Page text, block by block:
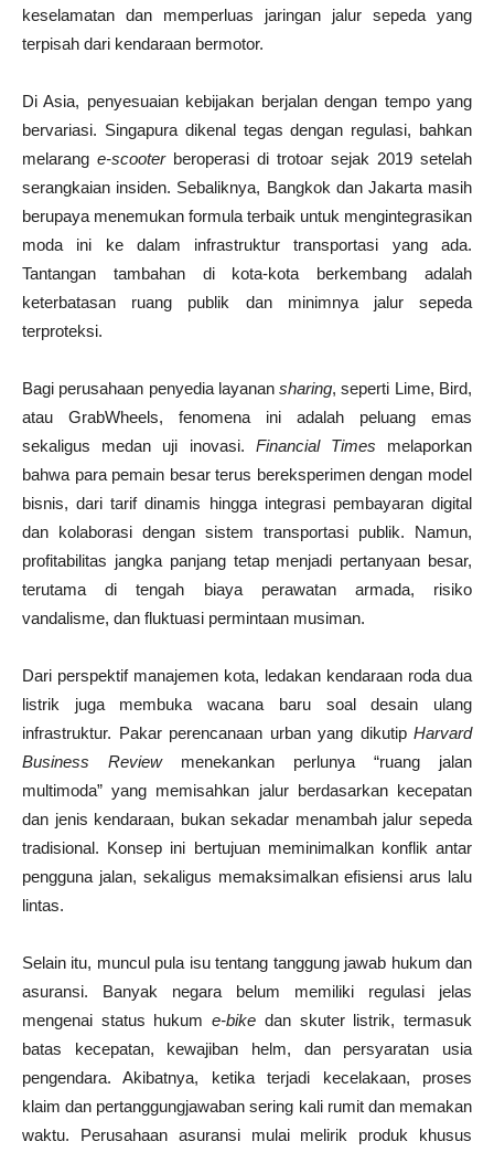
keselamatan dan memperluas jaringan jalur sepeda yang
terpisah dari kendaraan bermotor.
Di Asia, penyesuaian kebijakan berjalan dengan tempo yang
bervariasi. Singapura dikenal tegas dengan regulasi, bahkan
melarang e-scooterberoperasi di trotoar sejak 2019 setelah
serangkaian insiden. Sebaliknya, Bangkok dan Jakarta masih
berupaya menemukan formula terbaik untuk mengintegrasikan
moda ini ke dalam infrastruktur transportasi yang ada.
Tantangan tambahan di kota-kota berkembang adalah
keterbatasan ruang publik dan minimnya jalur sepeda
terproteksi.
Bagi perusahaan penyedia layanansharing, seperti Lime, Bird,
atau GrabWheels, fenomena ini adalah peluang emas
sekaligus medan uji inovasi. Financial Times melaporkan
bahwa para pemain besar terus bereksperimen dengan model
bisnis, dari tarif dinamis hingga integrasi pembayaran digital
dan kolaborasi dengan sistem transportasi publik. Namun,
profitabilitas jangka panjang tetap menjadi pertanyaan besar,
terutama di tengah biaya perawatan armada, risiko
vandalisme, dan fluktuasi permintaan musiman.
Dari perspektif manajemen kota, ledakan kendaraan roda dua
listrik juga membuka wacana baru soal desain ulang
infrastruktur. Pakar perencanaan urban yang dikutip Harvard
Business Reviewmenekankan perlunya “ruang jalan
multimoda” yang memisahkan jalur berdasarkan kecepatan
dan jenis kendaraan, bukan sekadar menambah jalur sepeda
tradisional. Konsep ini bertujuan meminimalkan konflik antar
pengguna jalan, sekaligus memaksimalkan efisiensi arus lalu
lintas.
Selain itu, muncul pula isu tentang tanggung jawab hukum dan
asuransi. Banyak negara belum memiliki regulasi jelas
mengenai status hukume-bike dan skuter listrik, termasuk
batas kecepatan, kewajiban helm, dan persyaratan usia
pengendara. Akibatnya, ketika terjadi kecelakaan, proses
klaim dan pertanggungjawaban sering kali rumit dan memakan
waktu. Perusahaan asuransi mulai melirik produk khusus